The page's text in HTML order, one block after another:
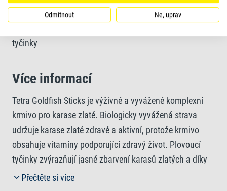
Krmný formulář (volitelné)
tyčinky
Více informací
Tetra Goldfish Sticks je výživné a vyvážené komplexní
krmivo pro karase zlaté. Biologicky vyvážená strava
udržuje karase zlaté zdravé a aktivní, protože krmivo
obsahuje vitamíny podporující zdravý život. Plovoucí
tyčinky zvýrazňují jasné zbarvení karasů zlatých a díky
vysoké stravitelnosti minimalizují odpad a znečištění
Přečtěte si více
Odmítnout Ne, uprav